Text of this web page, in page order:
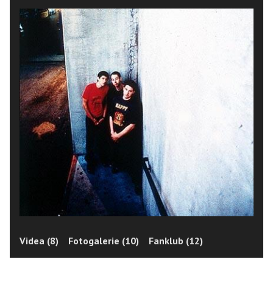
Videa (8) Fotogalerie (10) Fanklub (12)